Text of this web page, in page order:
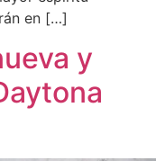
en […]
y